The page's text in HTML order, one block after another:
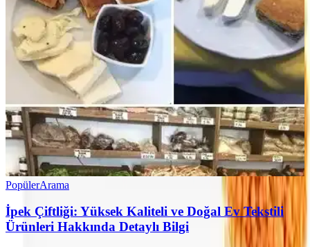
PopülerArama
İpek Çiftliği: Yüksek Kaliteli ve Doğal Ev Tekstili
Ürünleri Hakkında Detaylı Bilgi